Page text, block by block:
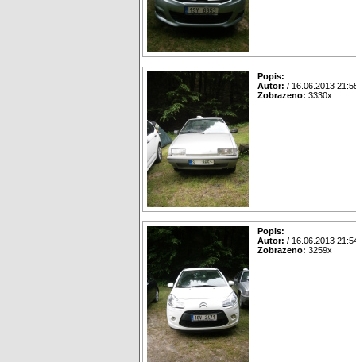
Popis:
Autor: / 16.06.2013
Zobrazeno: 3330x
Popis:
Autor: / 16.06.2013
Zobrazeno: 3259x